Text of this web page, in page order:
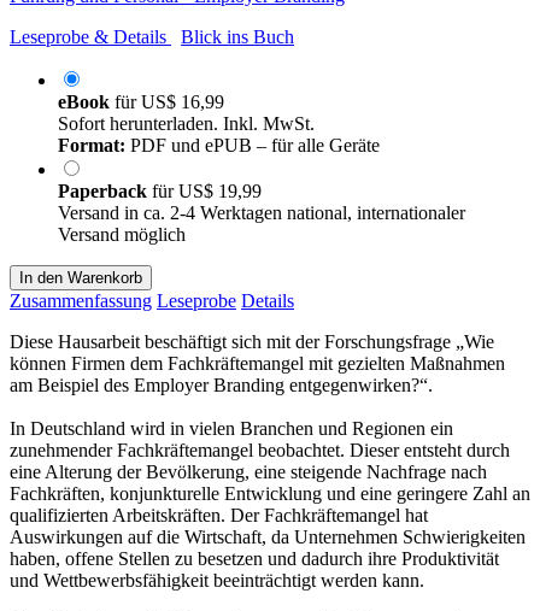
Leseprobe & Details
Blick ins Buch
eBook fürUS$ 16,99
Sofort herunterladen. Inkl. MwSt.
Format: PDF und ePUB – für alle Geräte
Paperback fürUS$ 19,99
Versand in ca. 2-4 Werktagen national, internationaler
Versand möglich
In den Warenkorb
Zusammenfassung Leseprobe Details
Diese Hausarbeit beschäftigt sich mit der Forschungsfrage „Wie
können Firmen dem Fachkräftemangel mit gezielten Maßnahmen
am Beispiel des Employer Branding entgegenwirken?“.
In Deutschland wird in vielen Branchen und Regionen ein
zunehmender Fachkräftemangel beobachtet. Dieser entsteht durch
eine Alterung der Bevölkerung, eine steigende Nachfrage nach
Fachkräften, konjunkturelle Entwicklung und eine geringere Zahl an
qualifizierten Arbeitskräften. Der Fachkräftemangel hat
Auswirkungen auf die Wirtschaft, da Unternehmen Schwierigkeiten
haben, offene Stellen zu besetzen und dadurch ihre Produktivität
und Wettbewerbsfähigkeit beeinträchtigt werden kann.